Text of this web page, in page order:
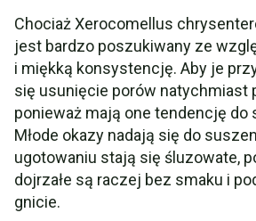
Chociaż Xerocomellus
jest bardzo poszukiwany ze
i miękką konsystencję. Aby je
się usunięcie porów natychmiast
ponieważ mają one tendencję do
Młode okazy nadają się do
ugotowaniu stają się śluzowate,
dojrzałe są raczej bez smaku i
gnicie.